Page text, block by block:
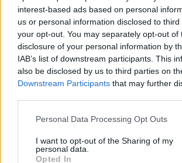
interest-based ads based on personal
us or personal information disclosed to
your opt-out. You may separately opt-out of
disclosure of your personal information by
IAB’s list of downstream participants. This
also be disclosed by us to third parties on
Downstream Participants that may further
Personal Data Processing Opt Outs
I want to opt-out of the Sharing of my
personal data.
Opted In
filhos de Dadores de Sangue
CIDADE HOJE 19 DE DEZEMBRO, 2022 0
FC Famalicão recebe o Cadima na Taça de
Portugal
CIDADE HOJE 23 DE NOVEMBRO, 2022 0
CIDADE HOJE 16 DE NOVEMBRO, 2022 0
FC Famalicão recebe o Dumiense na Taça de
Portugal